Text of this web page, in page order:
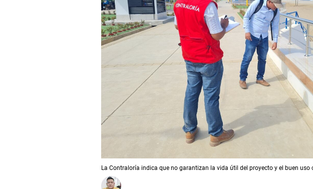
La Contraloría indica que no garantizan la vida útil del proyecto y el buen uso